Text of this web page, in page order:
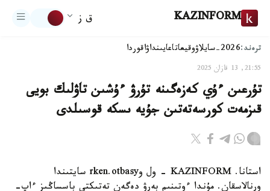
KAZINFORM ق ز
ترەند:2026-سايلاۋ وقيعاتاعايىنداۋاقوردا
21:55, 13 قازان 2025
تۇرعىن ءۇي كەزەگىنە تۇرۋ ءۇشىن تاۋلىك بويى
قىزمەت كورسەتەتىن جۇيە ىسكە قوسىلدى
استانا. KAZINFORM - ول وrken.otbasy سايتىندا
ورنالاسقان. مۇندا ءوتىنىم بەرۋ دەگەن تەتىكتى باسساڭىز ءاپ-